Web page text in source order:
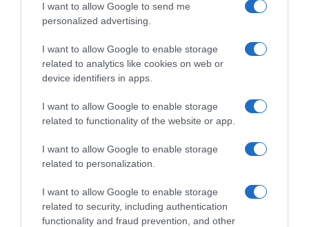
I want to allow Google to send me
personalized advertising.
I want to allow Google to enable storage
related to analytics like cookies on web or
device identifiers in apps.
I want to allow Google to enable storage
related to functionality of the website or app.
I want to allow Google to enable storage
related to personalization.
I want to allow Google to enable storage
related to security, including authentication
functionality and fraud prevention, and other
Βάσια Παναγοπούλου: Δείτε σπάνια
φωτογραφία με τον μικρότερο γιο της – Οι
ευχές για τα γενέθλιά του
Έχει τεράστια αδυναμία στα 3 παιδιά της